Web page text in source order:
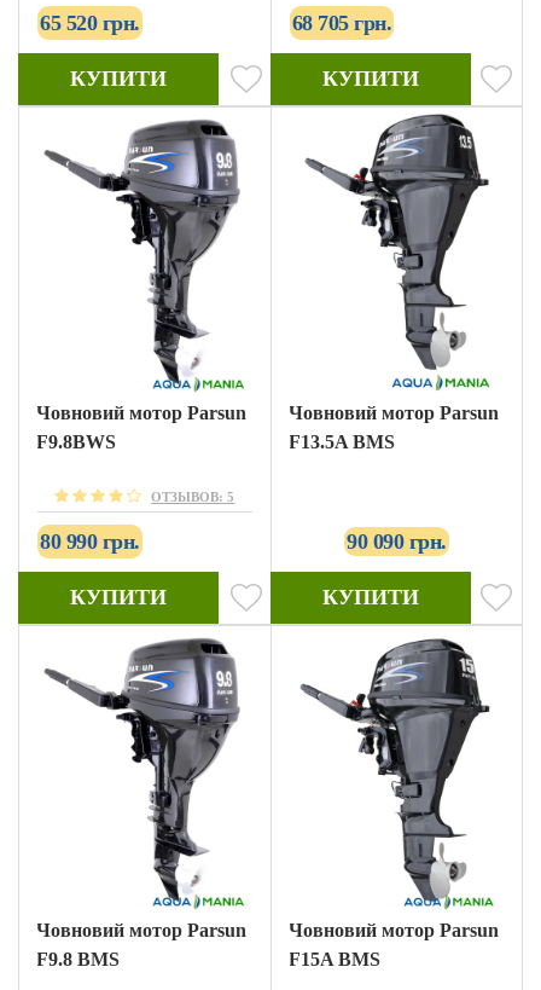
65 520 грн.
КУПИТИ
68 705 грн.
КУПИТИ
Човновий мотор Parsun
F9.8BWS
ОТЗЫВОВ: 5
80 990 грн.
КУПИТИ
Човновий мотор Parsun
F13.5A BMS
90 090 грн.
КУПИТИ
Човновий мотор Parsun
F9.8 BMS
Човновий мотор Parsun
F15A BMS